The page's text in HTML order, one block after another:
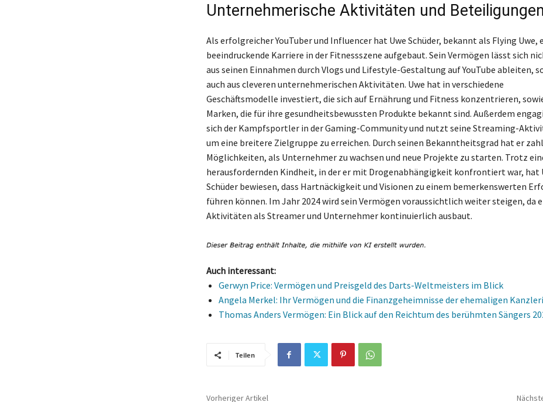
Unternehmerische Aktivitäten und Beteiligungen
Als erfolgreicher YouTuber und Influencer hat Uwe Schüder, bekannt als Flying Uwe,
beeindruckende Karriere in der Fitnessszene aufgebaut. Sein Vermögen lässt sich
aus seinen Einnahmen durch Vlogs und Lifestyle-Gestaltung auf YouTube ableiten,
auch aus cleveren unternehmerischen Aktivitäten. Uwe hat in verschiedene
Geschäftsmodelle investiert, die sich auf Ernährung und Fitness konzentrieren,
Marken, die für ihre gesundheitsbewussten Produkte bekannt sind. Außerdem
sich der Kampfsportler in der Gaming-Community und nutzt seine Streaming-
um eine breitere Zielgruppe zu erreichen. Durch seinen Bekanntheitsgrad hat er
Möglichkeiten, als Unternehmer zu wachsen und neue Projekte zu starten. Trotz
herausfordernden Kindheit, in der er mit Drogenabhängigkeit konfrontiert war, hat
Schüder bewiesen, dass Hartnäckigkeit und Visionen zu einem bemerkenswerten
führen können. Im Jahr 2024 wird sein Vermögen voraussichtlich weiter steigen, da
Aktivitäten als Streamer und Unternehmer kontinuierlich ausbaut.
Auch interessant:
Gerwyn Price: Vermögen und Preisgeld des Darts-Weltmeisters im Blick
Angela Merkel: Ihr Vermögen und die Finanzgeheimnisse der ehemaligen
Thomas Anders Vermögen: Ein Blick auf den Reichtum des berühmten Sängers
Teilen
Vorheriger Artikel